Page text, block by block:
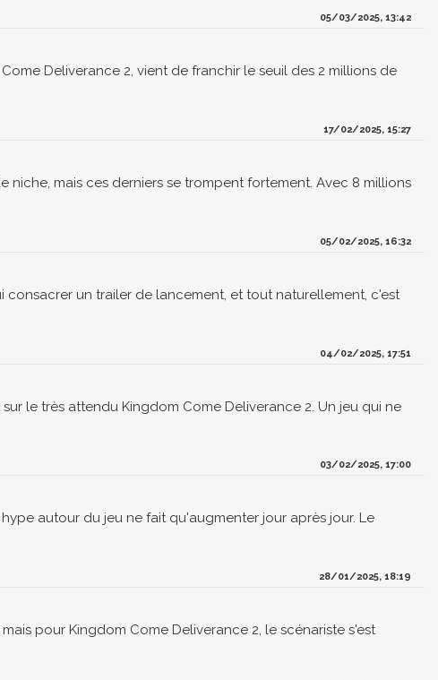
05/03/2025, 13:42
Deliverance 2, vient de franchir le seuil des 2 millions de
17/02/2025, 15:27
mais ces derniers se trompent fortement. Avec 8 millions
05/02/2025, 16:32
consacrer un trailer de lancement, et tout naturellement, c'est
04/02/2025, 17:51
le très attendu Kingdom Come Deliverance 2. Un jeu qui ne
03/02/2025, 17:00
autour du jeu ne fait qu'augmenter jour après jour. Le
28/01/2025, 18:19
pour Kingdom Come Deliverance 2, le scénariste s'est